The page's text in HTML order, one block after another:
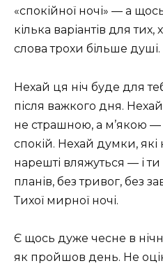
«спокійної ночі» — а
кілька варіантів для тих,
слова трохи більше душі.
Нехай ця ніч буде для
після важкого дня.
не страшною, а м’якою —
спокій. Нехай думки,
нарешті вляжуться — і
планів, без тривог, без
Тихої мирної ночі.
Є щось дуже чесне в
як пройшов день. Не